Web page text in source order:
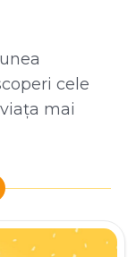
cele
mai